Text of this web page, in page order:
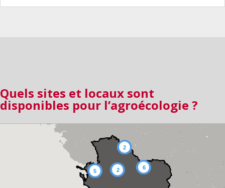
Quels sites et locaux sont
disponibles pour l’agroécologie ?
6
5 2
2